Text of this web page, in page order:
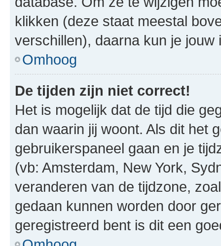
klikken (deze staat meestal
verschillen), daarna kun je jouw
Omhoog
De tijden zijn niet correct!
Het is mogelijk dat de tijd die
dan waarin jij woont. Als dit het
gebruikerspaneel gaan en je
(vb: Amsterdam, New York,
veranderen van de tijdzone,
gedaan kunnen worden door
geregistreerd bent is dit een